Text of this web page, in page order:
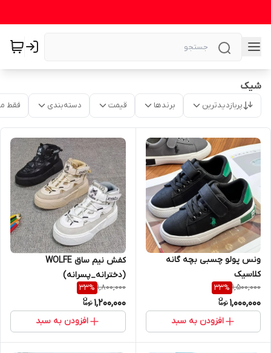
شیک
پربازدیدترین برندها قیمت دسته‌بندی فقط
ونس پولو چسبی بچه گانه
کلاسیک
1,500,000
33%
1,000,000
افزودن به سبد
کفش نیم ساق WOLFE
(دخترانه_پسرانه)
1,800,000
33%
1,200,000
افزودن به سبد